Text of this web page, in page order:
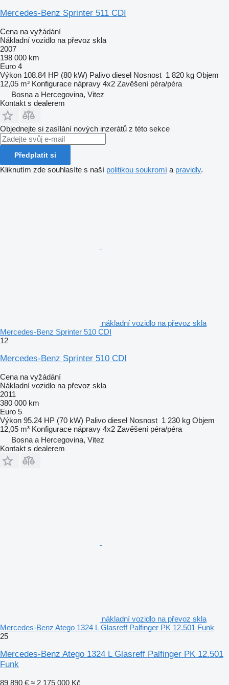
Mercedes-Benz Sprinter 511 CDI
Cena na vyžádání
Nákladní vozidlo na převoz skla
2007
198 000 km
Euro 4
Výkon 108.84 HP (80 kW) Palivo diesel Nosnost 1 820 kg Objem
12,05 m³ Konfigurace nápravy 4x2 Zavěšení péra/péra
Bosna a Hercegovina, Vitez
Kontakt s dealerem
Objednejte si zasílání nových inzerátů z této sekce
Předplatit si
Kliknutím zde souhlasíte s naší politikou soukromí a pravidly.
nákladní vozidlo na převoz skla
Mercedes-Benz Sprinter 510 CDI
12
Mercedes-Benz Sprinter 510 CDI
Cena na vyžádání
Nákladní vozidlo na převoz skla
2011
380 000 km
Euro 5
Výkon 95.24 HP (70 kW) Palivo diesel Nosnost 1 230 kg Objem
12,05 m³ Konfigurace nápravy 4x2 Zavěšení péra/péra
Bosna a Hercegovina, Vitez
Kontakt s dealerem
nákladní vozidlo na převoz skla
Mercedes-Benz Atego 1324 L Glasreff Palfinger PK 12.501 Funk
25
Mercedes-Benz Atego 1324 L Glasreff Palfinger PK 12.501
Funk
89 890 € ≈ 2 175 000 Kč